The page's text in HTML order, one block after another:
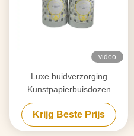
video
Luxe huidverzorging
Kunstpapierbuisdozen
Handgemaakte kartonnen
cilinders met aangepaste
afdrukken, satine interieur
Krijg Beste Prijs